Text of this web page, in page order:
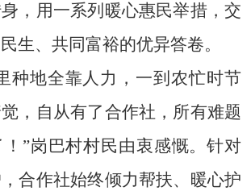
，用一系列暖心惠民举措，交
生、共同富裕的优异答卷。
种地全靠人力，一到农忙时节
，自从有了合作社，所有难题
”岗巴村村民由衷感慨。针对
合作社始终倾力帮扶、暖心护